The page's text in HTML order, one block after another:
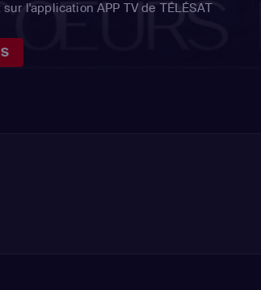
l'application APP TV de TÉLÉSAT